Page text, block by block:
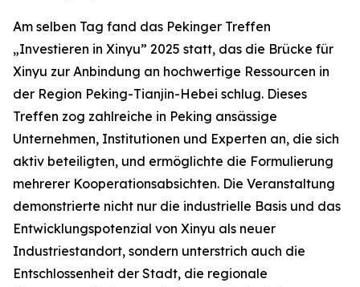
Am selben Tag fand das Pekinger Treffen
„Investieren in Xinyu” 2025 statt, das die Brücke für
Xinyu zur Anbindung an hochwertige Ressourcen in
der Region Peking-Tianjin-Hebei schlug. Dieses
Treffen zog zahlreiche in Peking ansässige
Unternehmen, Institutionen und Experten an, die sich
aktiv beteiligten, und ermöglichte die Formulierung
mehrerer Kooperationsabsichten. Die Veranstaltung
demonstrierte nicht nur die industrielle Basis und das
Entwicklungspotenzial von Xinyu als neuer
Industriestandort, sondern unterstrich auch die
Entschlossenheit der Stadt, die regionale